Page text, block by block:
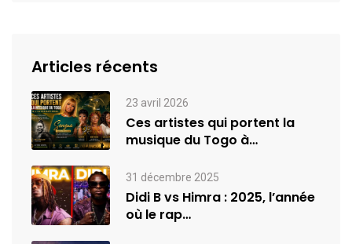
Articles récents
23 avril 2026
Ces artistes qui portent la
musique du Togo à
31 décembre 2025
Didi B vs Himra : 2025, l’année
où le rap…